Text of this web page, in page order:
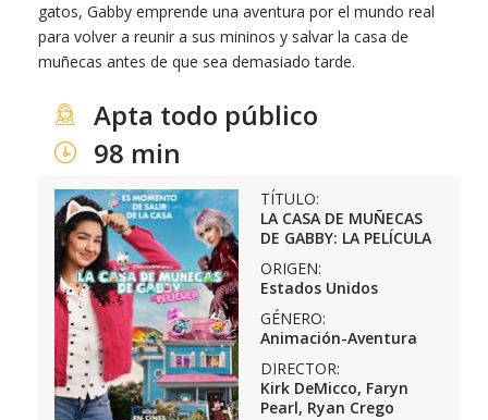
gatos, Gabby emprende una aventura por el mundo real
para volver a reunir a sus mininos y salvar la casa de
muñecas antes de que sea demasiado tarde.
Apta todo público
98 min
TÍTULO:
LA CASA DE MUÑECAS
DE GABBY: LA PELÍCULA
ORIGEN:
Estados Unidos
GÉNERO:
Animación-Aventura
DIRECTOR:
Kirk DeMicco, Faryn
Pearl, Ryan Crego